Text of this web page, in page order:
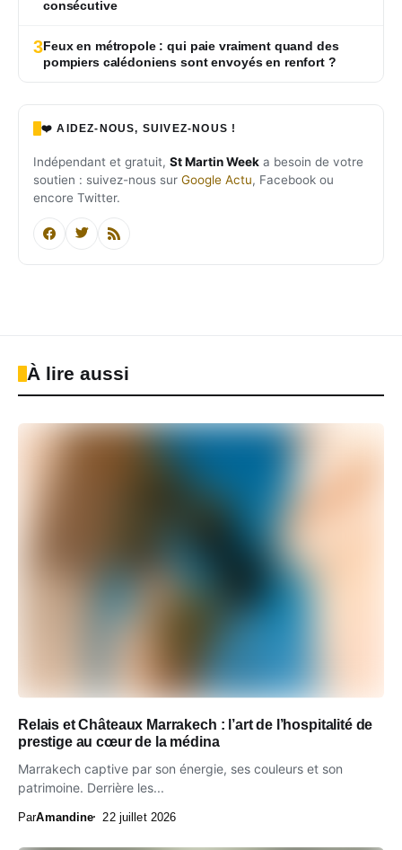
consécutive
3Feux en métropole : qui paie vraiment quand des
pompiers calédoniens sont envoyés en renfort ?
❤️ AIDEZ-NOUS, SUIVEZ-NOUS !
Indépendant et gratuit, St Martin Week a besoin de votre
soutien : suivez-nous sur Google Actu, Facebook ou
encore Twitter.
À lire aussi
Relais et Châteaux Marrakech : l’art de l’hospitalité de
prestige au cœur de la médina
Marrakech captive par son énergie, ses couleurs et son
patrimoine. Derrière les...
ParAmandine 22 juillet 2026